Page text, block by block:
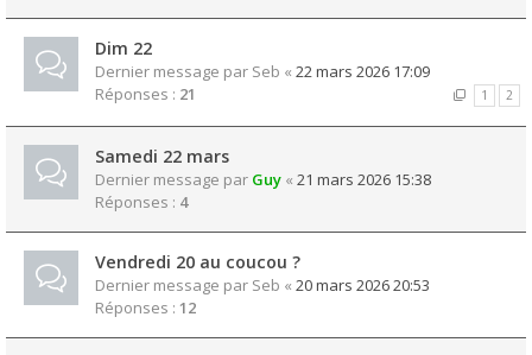
Dim 22
Dernier message par Seb « 22 mars 2026 17:09
Réponses : 21 1 2
Samedi 22 mars
Dernier message par Guy « 21 mars 2026 15:38
Réponses : 4
Vendredi 20 au coucou ?
Dernier message par Seb « 20 mars 2026 20:53
Réponses : 12